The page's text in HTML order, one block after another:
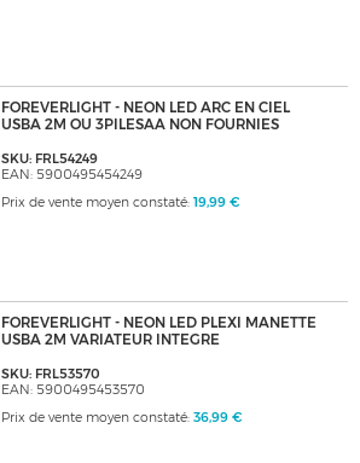
FOREVERLIGHT - NEON LED ARC EN CIEL
USBA 2M OU 3PILESAA NON FOURNIES
SKU: FRL54249
EAN: 5900495454249
Prix de vente moyen constaté: 19,99 €
FOREVERLIGHT - NEON LED PLEXI MANETTE
USBA 2M VARIATEUR INTEGRE
SKU: FRL53570
EAN: 5900495453570
Prix de vente moyen constaté: 36,99 €